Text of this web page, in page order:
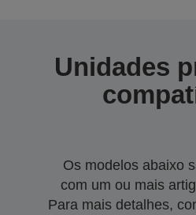
Unidades
Os modelos abaixo
com um ou mais
Para mais detalhes,